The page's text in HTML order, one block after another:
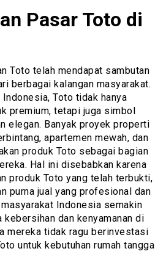
Pasar Toto di
Toto telah mendapat sambutan
berbagai kalangan masyarakat.
Toto tidak hanya
premium, tetapi juga simbol
elegan. Banyak proyek properti
apartemen mewah, dan
produk Toto sebagai bagian
Hal ini disebabkan karena
produk Toto yang telah terbukti,
purna jual yang profesional dan
Indonesia semakin
kebersihan dan kenyamanan di
mereka tidak ragu berinvestasi
untuk kebutuhan rumah tangga